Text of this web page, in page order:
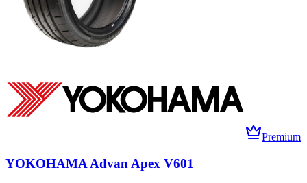
Premium
YOKOHAMA Advan Apex V601